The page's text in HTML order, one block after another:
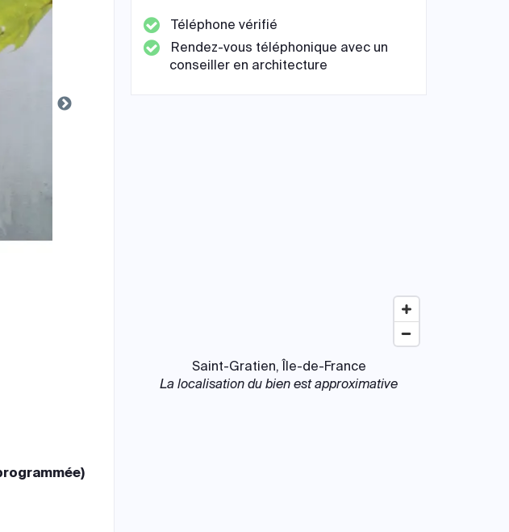
Téléphone vérifié
Rendez-vous téléphonique avec un
conseiller en architecture
Saint-Gratien, Île-de-France
La localisation du bien est approximative